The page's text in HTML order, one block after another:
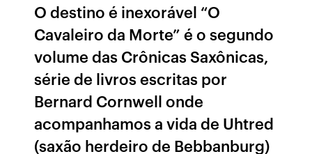
O destino é inexorável “O
Cavaleiro da Morte” é o segundo
volume das Crônicas Saxônicas,
série de livros escritas por
Bernard Cornwell onde
acompanhamos a vida de Uhtred
(saxão herdeiro de Bebbanburg)